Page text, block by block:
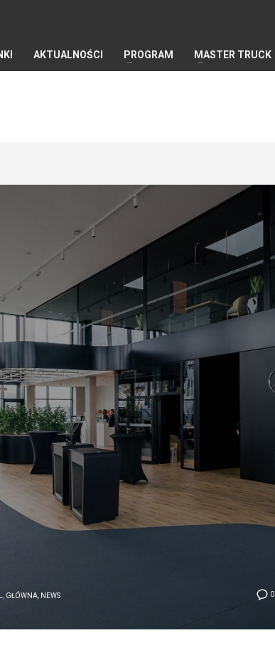
AKTUALNOŚCI PROGRAM MASTER TRUCK
0
, GŁÓWNA, NEWS